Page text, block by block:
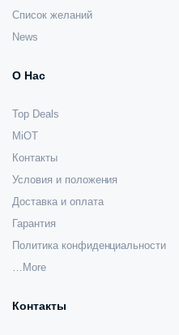
Список желаний
News
О Нас
Top Deals
MiOT
Контакты
Условия и положения
Доставка и оплата
Гарантия
Политика конфиденциальности
…More
Контакты